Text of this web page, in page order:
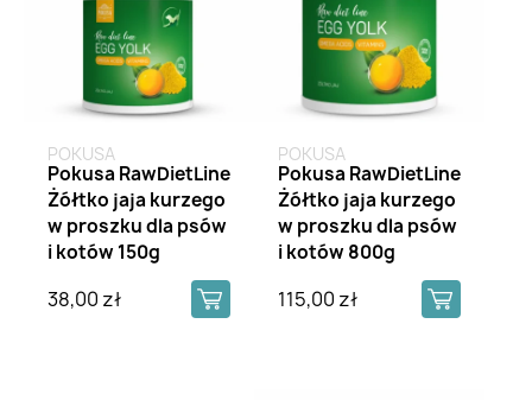
POKUSA
Pokusa RawDietLine
Żółtko jaja kurzego
w proszku dla psów
i kotów 150g
38,00 zł
POKUSA
Pokusa RawDietLine
Żółtko jaja kurzego
w proszku dla psów
i kotów 800g
115,00 zł